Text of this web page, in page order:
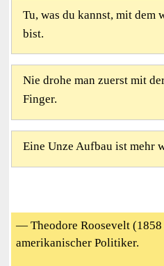
Tu, was du kannst, mit dem
bist.
Nie drohe man zuerst mit
Finger.
Eine Unze Aufbau ist mehr
— Theodore Roosevelt (1858
amerikanischer Politiker.